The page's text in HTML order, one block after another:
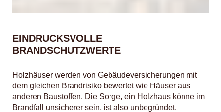
EINDRUCKSVOLLE
BRANDSCHUTZWERTE
Holzhäuser werden von Gebäudeversicherungen mit
dem gleichen Brandrisiko bewertet wie Häuser aus
anderen Baustoffen. Die Sorge, ein Holzhaus könne im
Brandfall unsicherer sein, ist also unbegründet.